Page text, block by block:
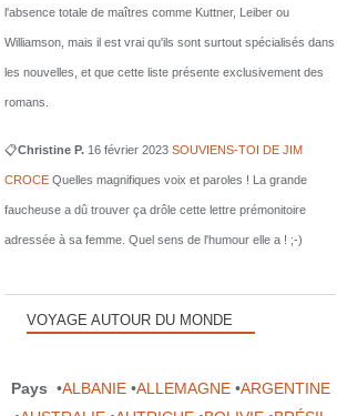
l'absence totale de maîtres comme Kuttner, Leiber ou
Williamson, mais il est vrai qu'ils sont surtout spécialisés dans
les nouvelles, et que cette liste présente exclusivement des
romans.
📋Christine P. 16 février 2023 SOUVIENS-TOI DE JIM
CROCE Quelles magnifiques voix et paroles ! La grande
faucheuse a dû trouver ça drôle cette lettre prémonitoire
adressée à sa femme. Quel sens de l'humour elle a ! ;-)
VOYAGE AUTOUR DU MONDE
Pays •ALBANIE•ALLEMAGNE•ARGENTINE